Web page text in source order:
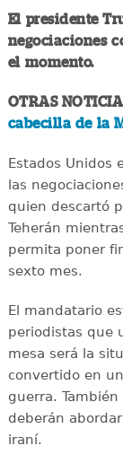
El presidente
negociaciones
el momento.
OTRAS
cabecilla de la
Estados Unidos
las
quien descartó
Teherán
permita poner
sexto mes.
El mandatario
periodistas que
mesa será la
convertido en
guerra.
deberán
iraní.